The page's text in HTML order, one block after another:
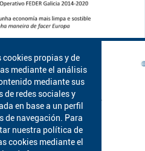
propias y de
mediante el análisis
mediante sus
de redes sociales y
en base a un perfil
de navegación. Para
nuestra política de
cookies mediante el